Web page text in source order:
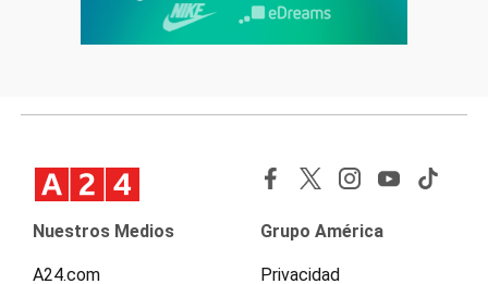
Nuestros Medios
A24.com
Grupo América
Privacidad